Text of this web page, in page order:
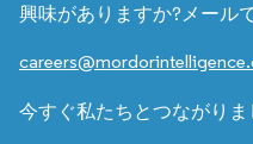
興味がありますか?メール
今すぐ私たちとつながりま